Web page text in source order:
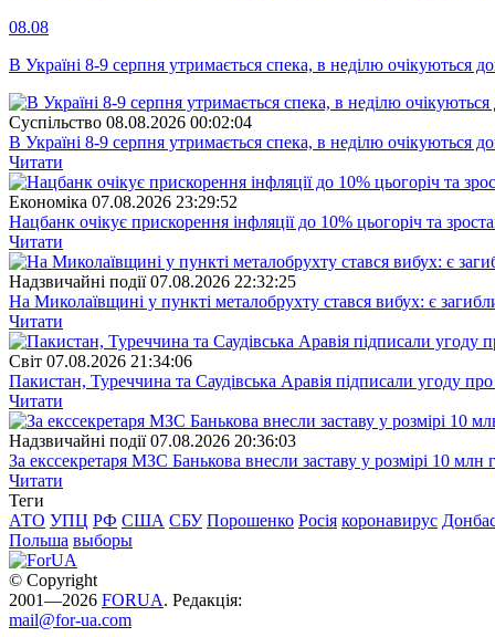
08.08
В Україні 8-9 серпня утримається спека, в неділю очікуються
Суспiльство 08.08.2026 00:02:04
В Україні 8-9 серпня утримається спека, в неділю очікуються
Читати
Економіка 07.08.2026 23:29:52
Нацбанк очікує прискорення інфляції до 10% цьогоріч та
Читати
Надзвичайні події 07.08.2026 22:32:25
На Миколаївщині у пункті металобрухту стався вибух: є
Читати
Свiт 07.08.2026 21:34:06
Пакистан, Туреччина та Саудівська Аравія підписали угоду
Читати
Надзвичайні події 07.08.2026 20:36:03
За екссекретаря МЗС Банькова внесли заставу у розмірі 10 млн
Читати
Теги
АТО УПЦ РФ США СБУ Порошенко Росія коронавирус
Польша выборы
© Copyright
2001—2026 FORUA. Редакція:
mail@for-ua.com